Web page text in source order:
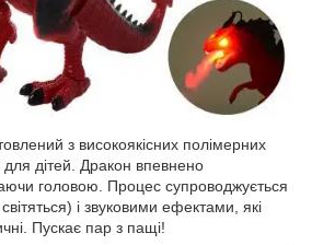
з високоякісних полімерних
для дітей. Дракон впевнено
головою. Процес супроводжується
і звуковими ефектами, які
Пускає пар з пащі!